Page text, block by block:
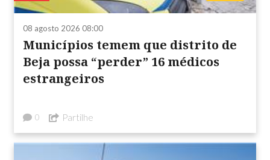
08 agosto 2026 08:00
Municípios temem que distrito de
Beja possa “perder” 16 médicos
estrangeiros
0 Partilhe